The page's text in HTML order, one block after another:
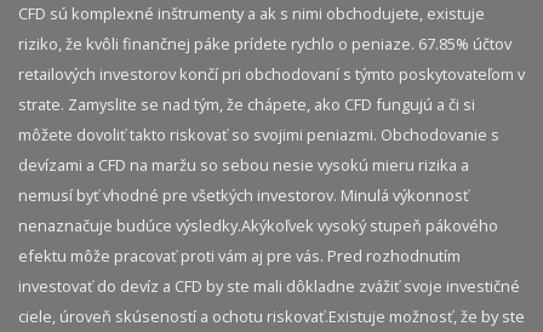
CFD sú komplexné inštrumenty a ak s nimi obchodujete, existuje
riziko, že kvôli finančnej páke prídete rychlo o peniaze. 67.85% účtov
retailových investorov končí pri obchodovaní s týmto poskytovateľom v
strate. Zamyslite se nad tým, že chápete, ako CFD fungujú a či si
môžete dovoliť takto riskovať so svojimi peniazmi. Obchodovanie s
devízami a CFD na maržu so sebou nesie vysokú mieru rizika a
nemusí byť vhodné pre všetkých investorov. Minulá výkonnosť
nenaznačuje budúce výsledky.​ Akýkoľvek vysoký stupeň pákového
efektu môže pracovať proti vám aj pre vás. Pred rozhodnutím
investovať do devíz a CFD by ste mali dôkladne zvážiť svoje investičné
ciele, úroveň skúseností a ochotu riskovať.​ Existuje možnosť, že by ste